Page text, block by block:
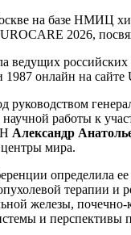
на базе НМИЦ
2026,
ведущих
1987 онлайн на сайте
руководством
работы к
Александр
мира.
определила
терапии
железы,
и перспективы